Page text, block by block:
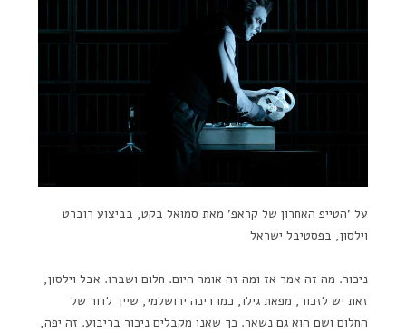
על 'הטייפ האחרון של קראפ' מאת סמואל בקט, בביצוע רוברט
וילסון, בפסטיבל ישראל
ניכור. מה זה אמר אז ומה זה אומר היום. חלום ושברו. אבל וילסון,
זאת יש לזכור, מפאת גילו, כמו רינה ירושלמי, שייך לדור של
החלום ושם הוא גם נשאר. כך שאנו מקבלים ניכור בריבוע. זה יפה,